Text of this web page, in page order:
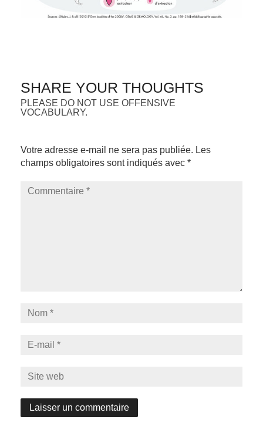
SHARE YOUR THOUGHTS
PLEASE DO NOT USE OFFENSIVE
VOCABULARY.
Votre adresse e-mail ne sera pas publiée. Les
champs obligatoires sont indiqués avec *